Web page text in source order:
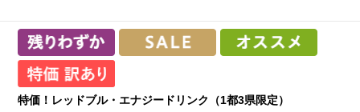
特価！レッドブル・エナジードリンク（1都3県限定）